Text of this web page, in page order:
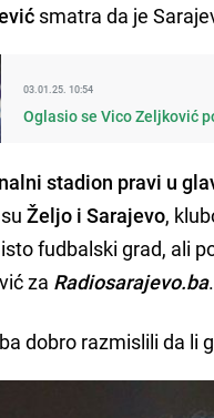
smatra da je
03.01.25. 10:54
Oglasio se Vico Zeljković
stadion pravi u
suŽeljo i Sarajevo,
fudbalski grad, ali
za Radiosarajevo.ba.
dobro razmislili da li